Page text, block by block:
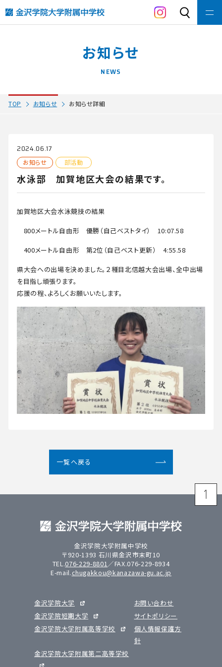
中学校寮について
アクセス
お知らせ
NEWS
TOP お知らせ お知らせ詳細
2024.06.17
お知らせ 部活動
水泳部 加賀地区大会の結果です。
加賀地区大会水泳競技の結果
800メートル自由形 優勝（自己ベストタイ） 10:07.58
400メートル自由形 第2位（自己ベスト更新） 4:55.58
県大会への出場を決めました。２種目北信越大会出場、全中出場
を目指し頑張ります。
応援の程、よろしくお願いいたします。
一覧へ戻る
金沢学院大学附属中学校
〒920-1393 石川県金沢市末町10
TEL.076-229-8801 ／FAX.076-229-8934
E-mail.chugakkou@kanazawa-gu.ac.jp
金沢学院大学
お問い合わせ
金沢学院短期大学
サイトポリシー
金沢学院大学附属高等学校
個人情報保護方
針
金沢学院大学附属第二高等学校